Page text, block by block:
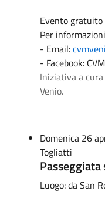
Evento gratuito
Per
- Email:
- Facebook:
Iniziativa a
Venio.
Domenica 26
Togliatti
Luogo: da San